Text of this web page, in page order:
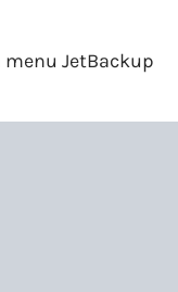
JetBackup